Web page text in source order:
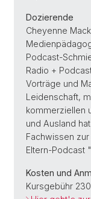
Dozierende
Cheyenne
Podcast-
Radio +
Vorträge und
Leidenschaft,
kommerziellen
und Ausland
Fachwissen
Eltern-Podcast
Kosten und
Kursgebühr